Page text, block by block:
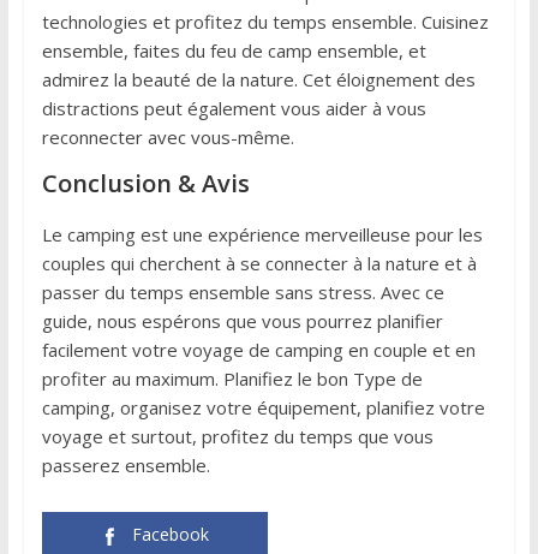
technologies et profitez du temps ensemble. Cuisinez
ensemble, faites du feu de camp ensemble, et
admirez la beauté de la nature. Cet éloignement des
distractions peut également vous aider à vous
reconnecter avec vous-même.
Conclusion & Avis
Le camping est une expérience merveilleuse pour les
couples qui cherchent à se connecter à la nature et à
passer du temps ensemble sans stress. Avec ce
guide, nous espérons que vous pourrez planifier
facilement votre voyage de camping en couple et en
profiter au maximum. Planifiez le bon Type de
camping, organisez votre équipement, planifiez votre
voyage et surtout, profitez du temps que vous
passerez ensemble.
Facebook